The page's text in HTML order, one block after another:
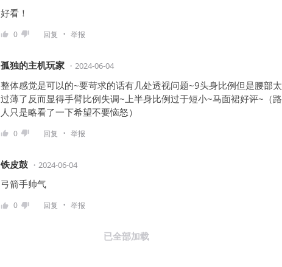
好看！
0 回复 ・ 举报
孤独的主机玩家 ・ 2024-06-04
整体感觉是可以的~要苛求的话有几处透视问题~9头身比例但是腰部太
过薄了反而显得手臂比例失调~上半身比例过于短小~马面裙好评~（路
人只是略看了一下希望不要恼怒）
0 回复 ・ 举报
铁皮鼓 ・ 2024-06-04
弓箭手帅气
0 回复 ・ 举报
已全部加载